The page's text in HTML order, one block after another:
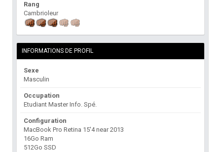
Rang
Cambrioleur
INFORMATIONS DE PROFIL
Sexe
Masculin
Occupation
Etudiant Master Info. Spé.
Configuration
MacBook Pro Retina 15'4 near 2013
16Go Ram
512Go SSD